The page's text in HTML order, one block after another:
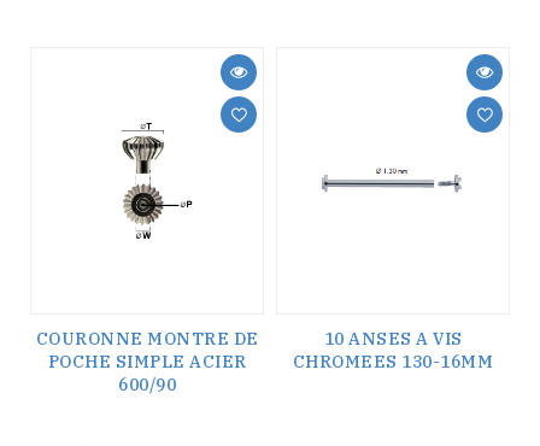
COURONNE MONTRE DE
POCHE SIMPLE ACIER
600/90
10 ANSES A VIS
CHROMEES 130-16MM